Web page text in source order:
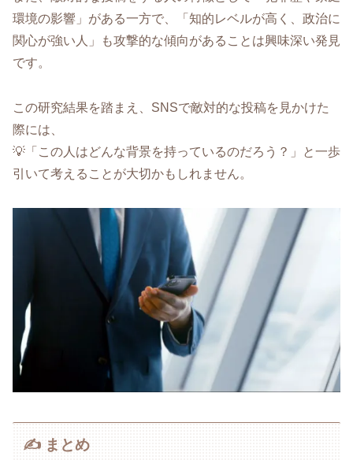
環境の影響」がある一方で、「知的レベルが高く、政治に
関心が強い人」も攻撃的な傾向があることは興味深い発見
です。
この研究結果を踏まえ、SNSで敵対的な投稿を見かけた
際には、
💡「この人はどんな背景を持っているのだろう？」と一歩
引いて考えることが大切かもしれません。
✍ まとめ